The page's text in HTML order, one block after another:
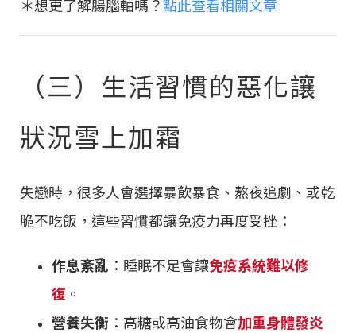
＊想更了解腸腦軸嗎？點此查看相關文章
（三）生活習慣的惡化讓
狀況雪上加霜
失戀時，很多人會選擇暴飲暴食、熬夜追劇、或乾
脆不吃飯，這些習慣都讓免疫力再度受挫：
作息紊亂 ：睡眠不足會讓免疫系統難以修
復 。
營養失衡 ：高糖或高油食物會加重身體發炎